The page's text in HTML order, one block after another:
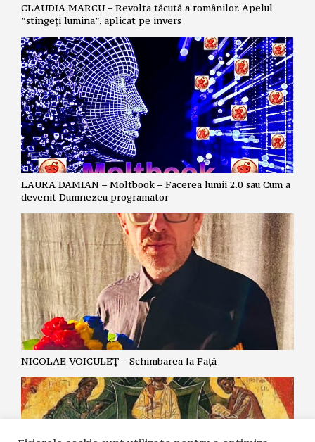
CLAUDIA MARCU – Revolta tăcută a românilor. Apelul
”stingeți lumina”, aplicat pe invers
LAURA DAMIAN – Moltbook – Facerea lumii 2.0 sau Cum a
devenit Dumnezeu programator
NICOLAE VOICULEȚ – Schimbarea la Față